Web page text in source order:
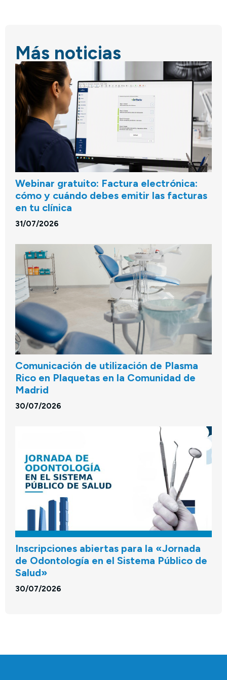
Más noticias
Webinar gratuito: Factura electrónica:
cómo y cuándo debes emitir las facturas
en tu clínica
31/07/2026
Comunicación de utilización de Plasma
Rico en Plaquetas en la Comunidad de
Madrid
30/07/2026
Inscripciones abiertas para la «Jornada
de Odontología en el Sistema Público de
Salud»
30/07/2026